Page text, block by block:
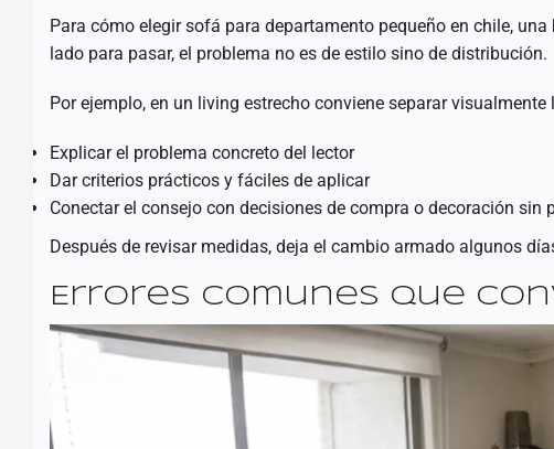
Para cómo elegir sofá para departamento pequeño en chile,
lado para pasar, el problema no es de estilo sino de distribución.
Por ejemplo, en un living estrecho conviene separar
Explicar el problema concreto del lector
Dar criterios prácticos y fáciles de aplicar
Conectar el consejo con decisiones de compra o decoración sin
Después de revisar medidas, deja el cambio armado algunos
Errores comunes que